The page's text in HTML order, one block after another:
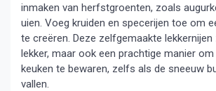
inmaken van herfstgroenten, zoals
uien. Voeg kruiden en specerijen toe om
te creëren. Deze zelfgemaakte lekkernijen
lekker, maar ook een prachtige manier
keuken te bewaren, zelfs als de sneeuw
vallen.